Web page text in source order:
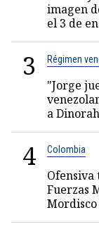
imagen
el 3 de
3 Régimen
"Jorge
a
4 Colombia
Ofensiva
Fuerzas
Mordisco